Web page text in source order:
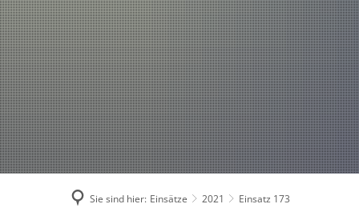
2023
2022
2021
Sie sind hier: Einsätze 2021 Einsatz 173